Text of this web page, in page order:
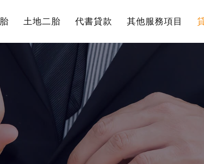
土地二胎 代書貸款 其他服務項目